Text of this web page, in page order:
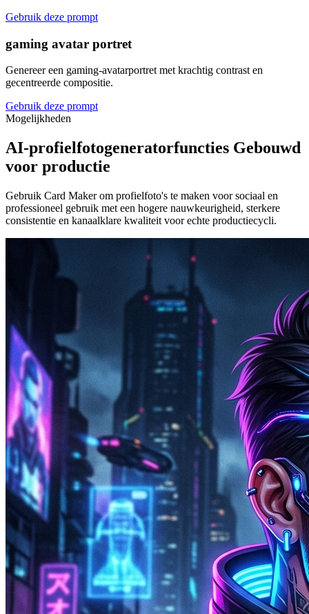
Gebruik deze prompt
gaming avatar portret
Genereer een gaming-avatarportret met krachtig contrast en
gecentreerde compositie.
Gebruik deze prompt
Mogelijkheden
AI-profielfotogeneratorfuncties Gebouwd
voor productie
Gebruik Card Maker om profielfoto's te maken voor sociaal en
professioneel gebruik met een hogere nauwkeurigheid, sterkere
consistentie en kanaalklare kwaliteit voor echte productiecycli.